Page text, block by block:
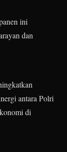
ini
dan
antara Polri
di